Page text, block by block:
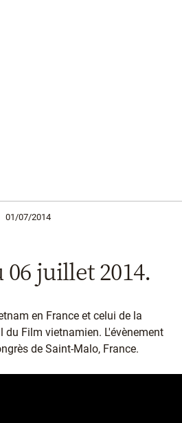
01/07/2014
06 juillet 2014.
en France et celui de la
du Film vietnamien. L'évènement
de Saint-Malo, France.